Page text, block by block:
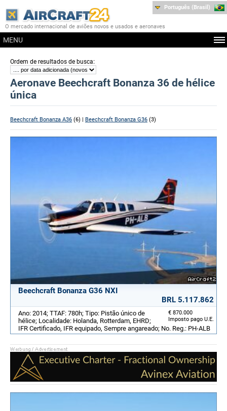
O mercado internacional de aviões novos e usados e aeronaves
MENU
Português (Brasil)
Ordem de resultados de busca:
Aeronave Beechcraft Bonanza 36 de hélice
única
Beechcraft Bonanza A36 (6) | Beechcraft Bonanza G36 (3)
Beechcraft Bonanza G36 NXI
BRL 5.117.862
€ 870.000
Imposto pago U.E.
Ano: 2014; TTAF: 780h; Tipo: Pistão único de
hélice; Localidade: Holanda, Rotterdam, EHRD;
IFR Certificado, IFR equipado, Sempre angareado; No. Reg.: PH-ALB